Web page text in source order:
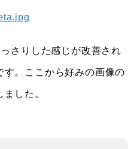
さりした感じが改善され
。ここから好みの画像の
した。